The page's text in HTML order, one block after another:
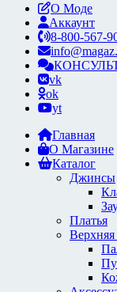
О Моде
Аккаунт
8-800-567-
vk
ok
yt
Главная
О Магазине
Каталог
Джинсы
Платья